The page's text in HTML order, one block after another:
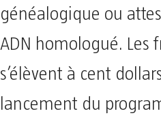
généalogique ou
ADN homologué. Les
s’élèvent à cent
lancement du